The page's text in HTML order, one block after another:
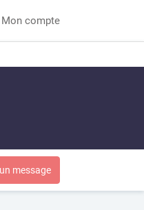
Mon compte
message